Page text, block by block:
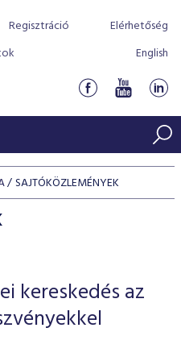
Regisztráció
Elérhetőség
English
tőzsdei bevezetését
SAJTÓKÖZLEMÉNYEK
kereskedés az